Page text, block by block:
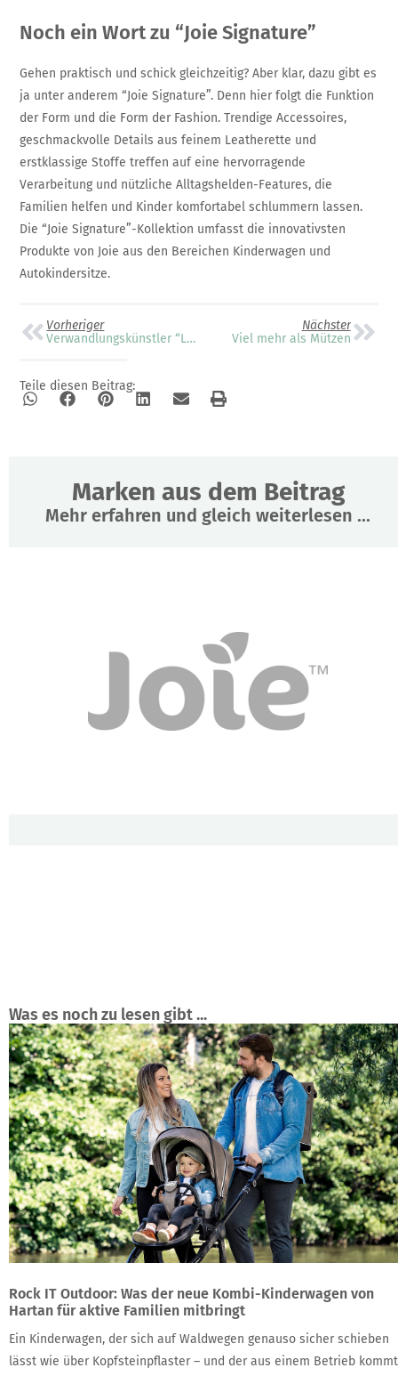
Noch ein Wort zu “Joie Signature”
Gehen praktisch und schick gleichzeitig? Aber klar, dazu gibt es
ja unter anderem “Joie Signature”. Denn hier folgt die Funktion
der Form und die Form der Fashion. Trendige Accessoires,
geschmackvolle Details aus feinem Leatherette und
erstklassige Stoffe treffen auf eine hervorragende
Verarbeitung und nützliche Alltagshelden-Features, die
Familien helfen und Kinder komfortabel schlummern lassen.
Die “Joie Signature”-Kollektion umfasst die innovativsten
Produkte von Joie aus den Bereichen Kinderwagen und
Autokindersitze.
Vorheriger
Verwandlungskünstler “Little Flo” von Paidi
Nächster
Viel mehr als Mützen
Teile diesen Beitrag:
Marken aus dem Beitrag
Mehr erfahren und gleich weiterlesen ...
Was es noch zu lesen gibt ...
Rock IT Outdoor: Was der neue Kombi-Kinderwagen von
Hartan für aktive Familien mitbringt
Ein Kinderwagen, der sich auf Waldwegen genauso sicher schieben
lässt wie über Kopfsteinpflaster – und der aus einem Betrieb